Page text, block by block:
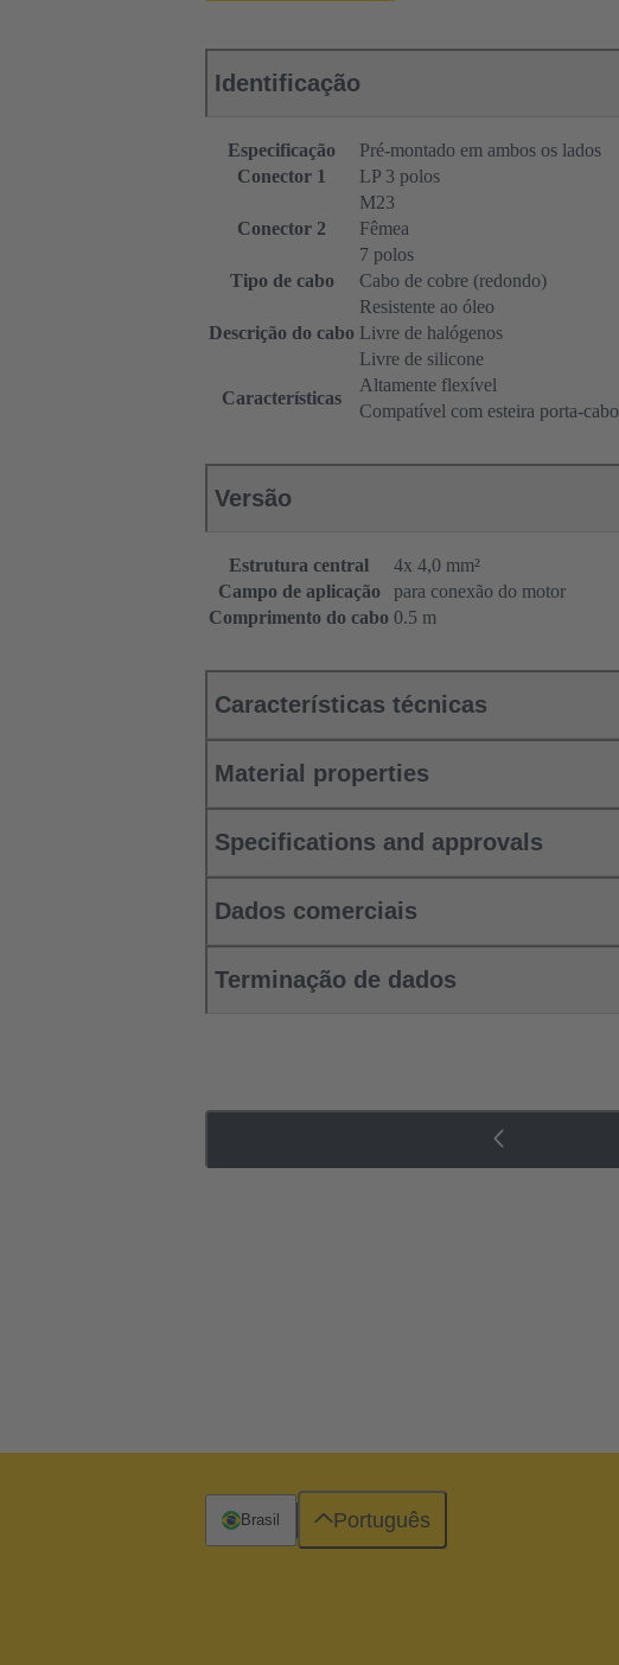
Identificação
Especificação
Pré-montado em ambos os lados
Conector 1
LP 3 polos
Conector 2
M23
Fêmea
7 polos
Tipo de cabo
Cabo de cobre (redondo)
Descrição do cabo
Resistente ao óleo
Livre de halógenos
Livre de silicone
Características
Altamente flexível
Compatível com esteira porta-cabo
Versão
Estrutura central
4x 4,0 mm²
Campo de aplicação
para conexão do motor
Comprimento do cabo 0.5 m
Características técnicas
Material properties
Specifications and approvals
Dados comerciais
Terminação de dados
Brasil Português